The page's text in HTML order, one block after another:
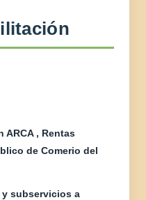
ARCA , Rentas
de Comerio del
subservicios a